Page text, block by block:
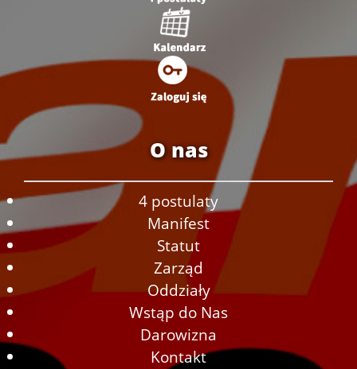
O nas
4 postulaty
Manifest
Statut
Zarząd
Oddziały
Wstąp do Nas
Darowizna
Kontakt